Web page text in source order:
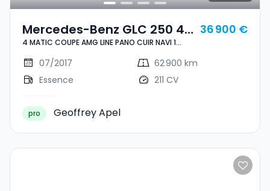
Mercedes-Benz GLC 250 4
MATIC COUPE AMG LINE
PANO CUIR NAVI 1 HAND
4 MATIC COUPE AMG LINE PANO CUIR NAVI 1
36 900 €
07/2017
62 900 km
Essence
211 CV
pro Geoffrey Apel